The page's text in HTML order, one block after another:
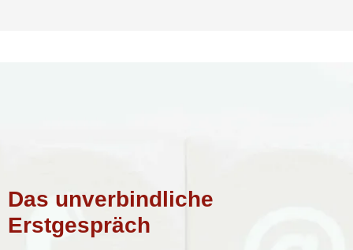
Das unverbindliche
Erstgespräch